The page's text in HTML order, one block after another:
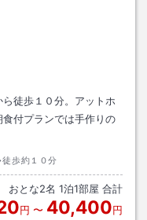
徒歩１０分。アットホ
付プランでは手作りの
歩約１０分
おとな2名 1泊1部屋 合計
円 〜 40,400円